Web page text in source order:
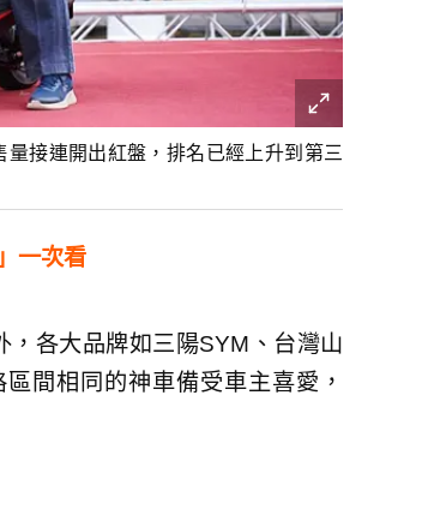
接連開出紅盤，排名已經上升到第三
一次看
各大品牌如三陽SYM、台灣山
間相同的神車備受車主喜愛，